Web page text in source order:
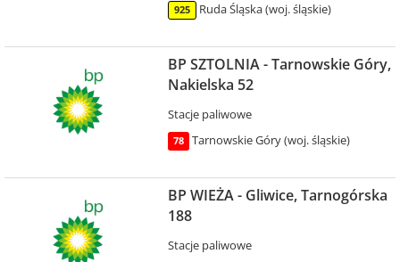
925 Ruda Śląska (woj. śląskie)
BP SZTOLNIA - Tarnowskie Góry,
Nakielska 52
Stacje paliwowe
78 Tarnowskie Góry (woj. śląskie)
BP WIEŻA - Gliwice, Tarnogórska
188
Stacje paliwowe